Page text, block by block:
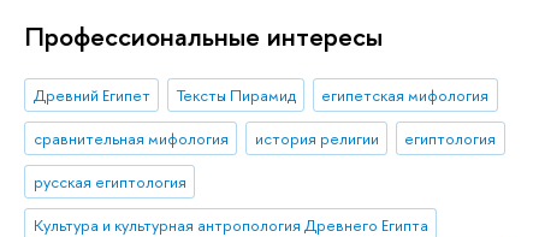
Профессиональные интересы
Древний Египет Тексты Пирамид
египетская мифология
сравнительная мифология
история религии
египтология
русская египтология
Культура и культурная антропология Древнего Египта